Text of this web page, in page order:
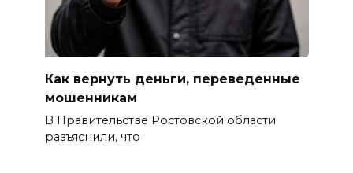
Как вернуть деньги, переведенные
мошенникам
В Правительстве Ростовской области
разъяснили, что